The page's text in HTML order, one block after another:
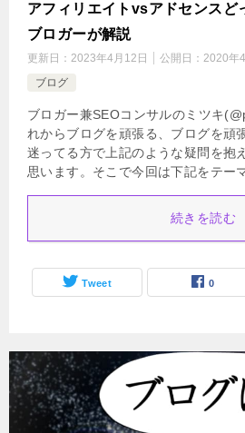
アフィリエイトvsアドセンスど
ブロガーが解説
更新日： 2023年4月12日 公開日： 2020年
ブログ
ブロガー兼SEOコンサルのミツキ
れからブログを頑張る、ブログを頑
迷ってる方で上記のような疑問を抱
思います。そこで今回は下記をテ
続きを読む
Tweet 0